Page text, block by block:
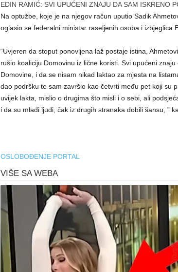
EDIN RAMIĆ: SVI UPUĆENI ZNAJU DA SAM ISKRENO
Na optužbe, koje je na njegov račun uputio Sadik
oglasio se federalni ministar raseljenih osoba i izbjeglica
“Uvjeren da stoput ponovljena laž postaje istina,
rušio koaliciju Domovinu iz lične koristi. Svi upućeni
Domovine, i da se nisam nikad laktao za mjesta na
dao podršku te sam završio kao četvrti među pet koji su
uvijek lakta, mislio o drugima što misli i o sebi, ali
i da su mlađi ljudi, čak iz drugih stranaka dobili šansu, ”
OSLOBOĐENJE PORTAL